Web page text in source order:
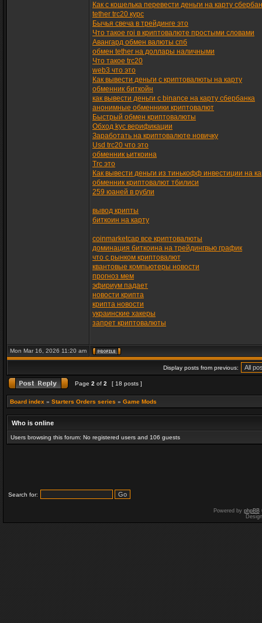
Как с кошелька перевести деньги на карту
tether trc20 курс
Бычья свеча в трейдинге это
Что такое roi в криптовалюте простыми словами
Авангард обмен валюты спб
обмен tether на доллары наличными
Что такое trc20
web3 что это
Как вывести деньги с криптовалюты на карту
обменник биткойн
как вывести деньги с binance на карту сбербанка
анонимные обменники криптовалют
Быстрый обмен криптовалюты
Обход kyc верификации
Заработать на криптовалюте новичку
Usd trc20 что это
обменник ьиткоина
Trc это
Как вывести деньги из тинькофф инвестиции на
обменник криптовалют тбилиси
259 юаней в рубли
вывод крипты
биткоин на карту
coinmarketcap все криптовалюты
доминация биткоина на трейдингвью график
что с рынком криптовалют
квантовые компьютеры новости
прогноз мем
эфириум падает
новости крипта
крипта новости
украинские хакеры
запрет криптовалюты
Mon Mar 16, 2026 11:20 am
Display posts from previous:
Page 2 of 2 [ 18 posts ]
Board index » Starters Orders series » Game Mods
Who is online
Users browsing this forum: No registered users and 106 guests
Search for:
Powered by phpBB